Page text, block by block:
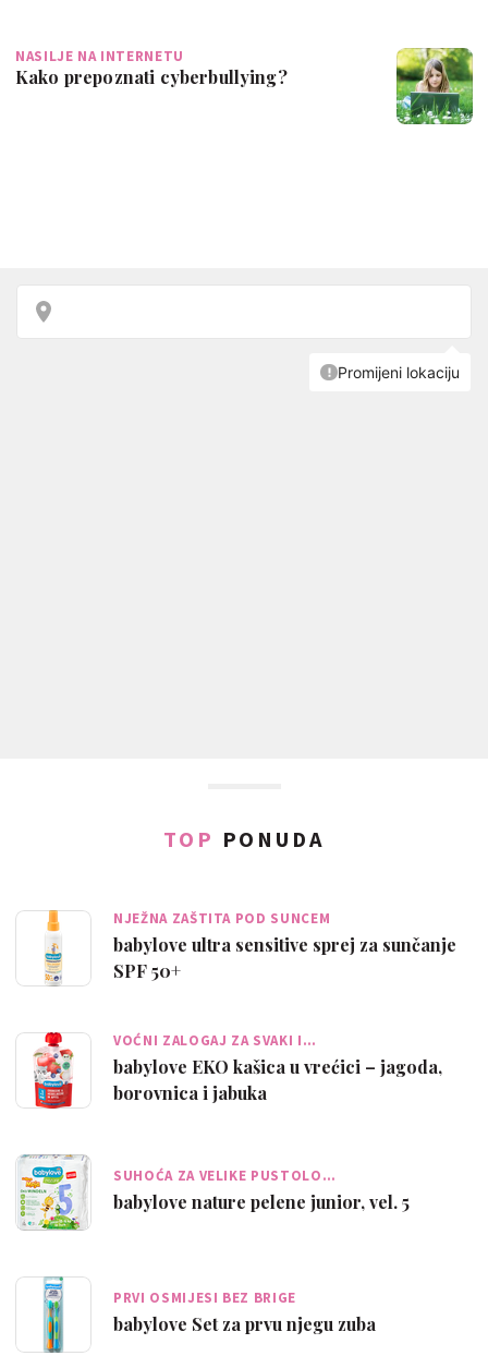
NASILJE NA INTERNETU
Kako prepoznati cyberbullying?
TOP PONUDA
NJEŽNA ZAŠTITA POD SUNCEM
babylove ultra sensitive sprej za sunčanje
SPF 50+
VOĆNI ZALOGAJ ZA SVAKI I…
babylove EKO kašica u vrećici – jagoda,
borovnica i jabuka
SUHOĆA ZA VELIKE PUSTOLO…
babylove nature pelene junior, vel. 5
PRVI OSMIJESI BEZ BRIGE
babylove Set za prvu njegu zuba